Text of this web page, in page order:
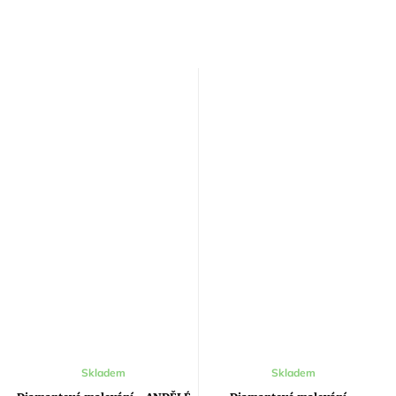
Skladem
Skladem